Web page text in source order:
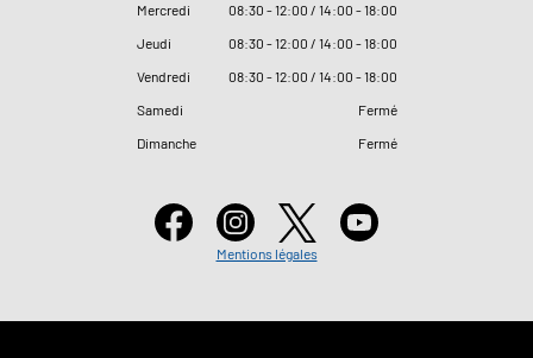
Mercredi
08:30 - 12:00 / 14:00 - 18:00
Jeudi
08:30 - 12:00 / 14:00 - 18:00
Vendredi
08:30 - 12:00 / 14:00 - 18:00
Samedi
Fermé
Dimanche
Fermé
Mentions légales